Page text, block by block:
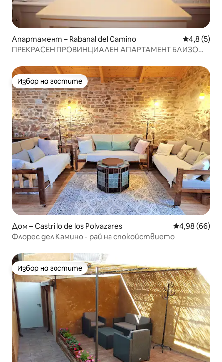
Апартамент – Rabanal del Camino Средна
4,8 (5)
ПРЕКРАСЕН ПРОВИНЦИАЛЕН АПАРТАМЕНТ БЛИЗО
Избор на гостите
Избор на гостите
Дом – Castrillo de los Polvazares Средна
4,98 (66)
Флорес дел Камино - рай на спокойствието
Избор на гостите
Избор на гостите